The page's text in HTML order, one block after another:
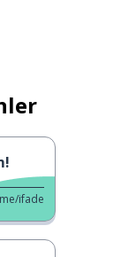
ifade